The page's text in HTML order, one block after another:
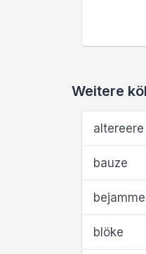
Weitere
altereere
bauze
blöke